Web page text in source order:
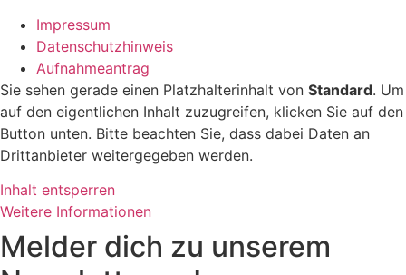
Impressum
Datenschutzhinweis
Aufnahmeantrag
Sie sehen gerade einen Platzhalterinhalt von Standard. Um
auf den eigentlichen Inhalt zuzugreifen, klicken Sie auf den
Button unten. Bitte beachten Sie, dass dabei Daten an
Drittanbieter weitergegeben werden.
Inhalt entsperren
Weitere Informationen
Melder dich zu unserem